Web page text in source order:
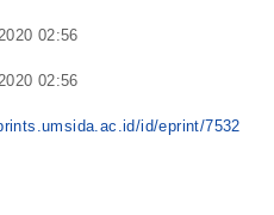
02:56
02:56
id/eprint/7532